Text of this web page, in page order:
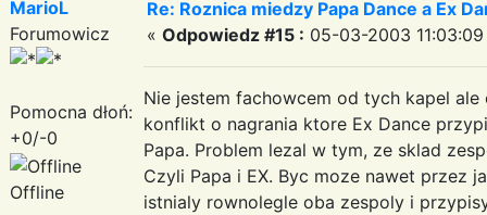
MarioL
Forumowicz
Pomocna dłoń:
+0/-0
Offline
Re: Roznica miedzy Papa Dance a Ex
« Odpowiedz #15 : 05-03-2003
Nie jestem fachowcem od tych kapel
konflikt o nagrania ktore Ex Dance
Papa. Problem lezal w tym, ze sklad
Czyli Papa i EX. Byc moze nawet przez
istnialy rownolegle oba zespoly i